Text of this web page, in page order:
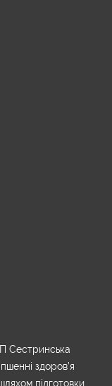
Сестринська
здоров’я
підготовки